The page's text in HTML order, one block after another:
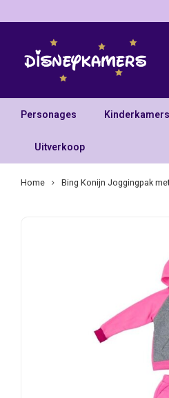
Personages
Uitverkoop
Home Bing Konijn Joggingpak